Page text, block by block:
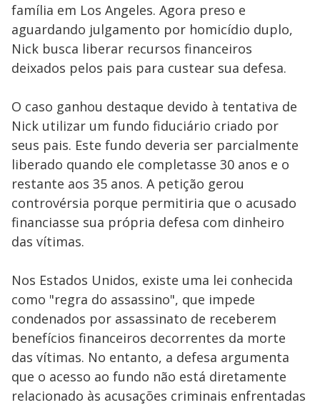
família em Los Angeles. Agora preso e
aguardando julgamento por homicídio duplo,
Nick busca liberar recursos financeiros
deixados pelos pais para custear sua defesa.
O caso ganhou destaque devido à tentativa de
Nick utilizar um fundo fiduciário criado por
seus pais. Este fundo deveria ser parcialmente
liberado quando ele completasse 30 anos e o
restante aos 35 anos. A petição gerou
controvérsia porque permitiria que o acusado
financiasse sua própria defesa com dinheiro
das vítimas.
Nos Estados Unidos, existe uma lei conhecida
como "regra do assassino", que impede
condenados por assassinato de receberem
benefícios financeiros decorrentes da morte
das vítimas. No entanto, a defesa argumenta
que o acesso ao fundo não está diretamente
relacionado às acusações criminais enfrentadas